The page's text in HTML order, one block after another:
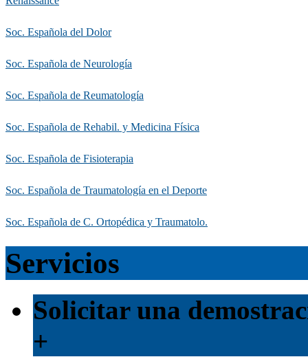
Soc. Española del Dolor
Soc. Española de Neurología
Soc. Española de Reumatología
Soc. Española de Rehabil. y Medicina Física
Soc. Española de Fisioterapia
Soc. Española de Traumatología en el Deporte
Soc. Española de C. Ortopédica y Traumatolo.
Servicios
Solicitar una
+